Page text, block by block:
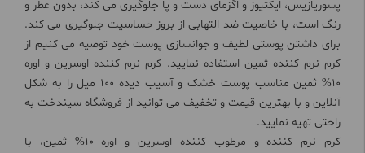
پسوریازیس، ایکتیوز و اگزمای دست و پا جلوگیری می کند، بدون عطر و
رنگ است، با خاصیت ضد التهابی از بروز حساسیت جلوگیری می کند.
برای داشتن پوستی لطیف و جوانسازی پوست خود توصیه می کنیم از
کرم نرم کننده ثمین استفاده نمایید. کرم نرم کننده اوسرین و اوره
10% ثمین مناسب پوست خشک و آسیب دیده 100 میل را به شکل
آنلاین و با بهترین قیمت و تخفیف می توانید از فروشگاه سیندخت به
راحتی تهیه نمایید.
کرم نرم کننده و مرطوب کننده اوسرین و اوره 10% ثمین، با